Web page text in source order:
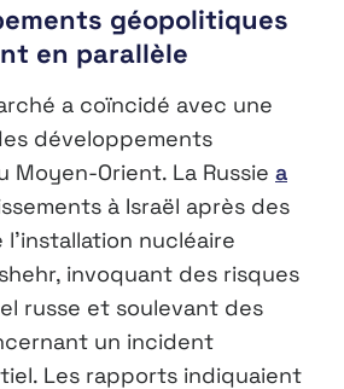
géopolitiques
en parallèle
a coïncidé avec une
développements
Moyen-Orient. La Russie a
à Israël après des
nucléaire
invoquant des risques
russe et soulevant des
un incident
Les rapports indiquaient